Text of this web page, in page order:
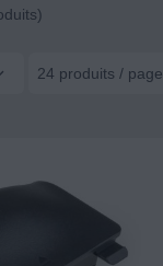
24 produits / page